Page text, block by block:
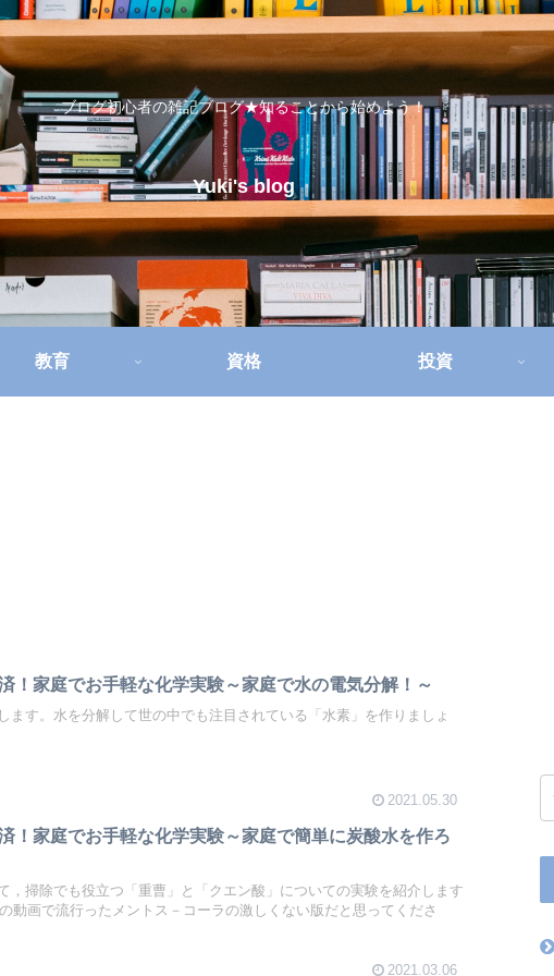
ブログ初心者の雑記ブログ★知ることから始めよう！
Yuki's blog
教育 資格 投資
！家庭でお手軽な化学実験～家庭で水の電気分解！～
ます。水を分解して世の中でも注目されている「水素」を作りましょ
2021.05.30
！家庭でお手軽な化学実験～家庭で簡単に炭酸水を作ろ
，掃除でも役立つ「重曹」と「クエン酸」についての実験を紹介します
動画で流行ったメントス－コーラの激しくない版だと思ってくださ
2021.03.06